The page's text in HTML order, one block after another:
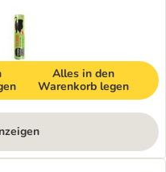
Alles in den
Warenkorb legen